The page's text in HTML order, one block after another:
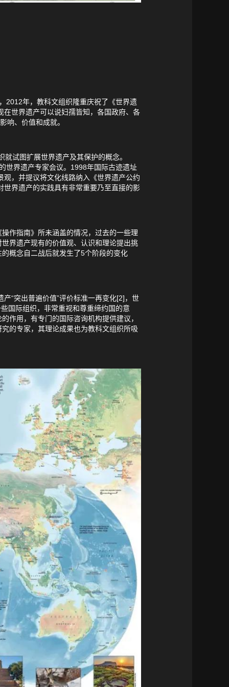
2012年，教科文组织隆重庆祝了《世界遗
世界遗产可以说妇孺皆知，各国政府、各
响、价值和成就。
试图扩展世界遗产及其保护的概念。
世界遗产专家会议。1998年国际古迹遗址
，并提议将文化线路纳入《世界遗产公约
界遗产的实践具有非常重要乃至直接的影
作指南》所未涵盖的情况，过去的一些理
界遗产现有的价值观、认识和理论提出挑
概念自二战后就发生了5个阶段的变化
“突出普遍价值”评价标准一再变化[2]，世
国际组织，非常重视和尊重缔约国的意
作用，有专门的国际咨询机构提供建议，
的专家，其理论成果也为教科文组织所吸